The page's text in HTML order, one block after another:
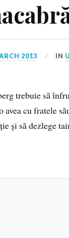
2013 IN
trebuie să
cu fratele
și să dezlege